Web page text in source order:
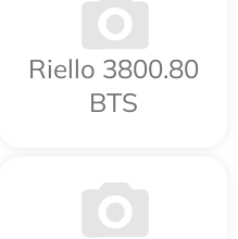
Riello 3800.80
BTS